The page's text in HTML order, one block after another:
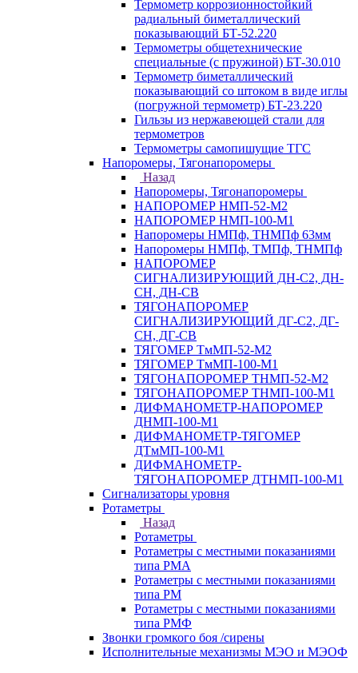
Термометр коррозионностойкий
радиальный биметаллический
показывающий БТ-52.220
Термометры общетехнические
специальные (с пружиной) БТ-30.010
Термометр биметаллический
показывающий со штоком в виде иглы
(погружной термометр) БТ-23.220
Гильзы из нержавеющей стали для
термометров
Термометры самопишущие ТГС
Напоромеры, Тягонапоромеры
Назад
Напоромеры, Тягонапоромеры
НАПОРОМЕР НМП-52-М2
НАПОРОМЕР НМП-100-М1
Напоромеры НМПф, ТНМПф 63мм
Напоромеры НМПф, ТМПф, ТНМПф
НАПОРОМЕР
СИГНАЛИЗИРУЮЩИЙ ДН-С2, ДН-
СН, ДН-СВ
ТЯГОНАПОРОМЕР
СИГНАЛИЗИРУЮЩИЙ ДГ-С2, ДГ-
СН, ДГ-СВ
ТЯГОМЕР ТмМП-52-М2
ТЯГОМЕР ТмМП-100-М1
ТЯГОНАПОРОМЕР ТНМП-52-М2
ТЯГОНАПОРОМЕР ТНМП-100-М1
ДИФМАНОМЕТР-НАПОРОМЕР
ДНМП-100-М1
ДИФМАНОМЕТР-ТЯГОМЕР
ДТмМП-100-М1
ДИФМАНОМЕТР-
ТЯГОНАПОРОМЕР ДТНМП-100-М1
Сигнализаторы уровня
Ротаметры
Назад
Ротаметры
Ротаметры с местными показаниями
типа РМА
Ротаметры с местными показаниями
типа РМ
Ротаметры с местными показаниями
типа РМФ
Звонки громкого боя /сирены
Исполнительные механизмы МЭО и МЭОФ